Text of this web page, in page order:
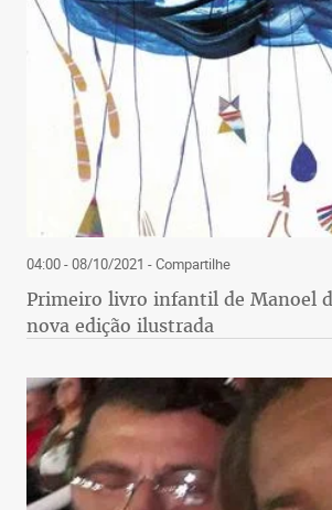
04:00 - 08/10/2021 - Compartilhe
Primeiro livro infantil de Manoel
nova edição ilustrada